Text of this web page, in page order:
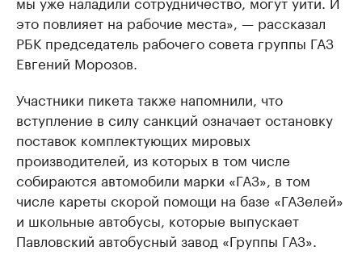
это повлияет на рабочие места», — рассказал
РБК председатель рабочего совета группы ГАЗ
Евгений Морозов.
Участники пикета также напомнили, что
вступление в силу санкций означает остановку
поставок комплектующих мировых
производителей, из которых в том числе
собираются автомобили марки «ГАЗ», в том
числе кареты скорой помощи на базе «ГАЗелей»
и школьные автобусы, которые выпускает
Павловский автобусный завод «Группы ГАЗ».